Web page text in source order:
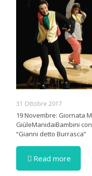
31 Ottobre 2017
19 Novembre: Giornata
GiùleManidaiBambini
“Gianni detto Burrasca”
Read more